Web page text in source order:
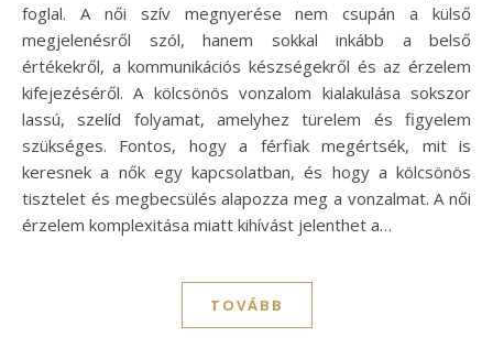
foglal. A női szív megnyerése nem csupán a külső
megjelenésről szól, hanem sokkal inkább a belső
értékekről, a kommunikációs készségekről és az érzelem
kifejezéséről. A kölcsönös vonzalom kialakulása sokszor
lassú, szelíd folyamat, amelyhez türelem és figyelem
szükséges. Fontos, hogy a férfiak megértsék, mit is
keresnek a nők egy kapcsolatban, és hogy a kölcsönös
tisztelet és megbecsülés alapozza meg a vonzalmat. A női
érzelem komplexitása miatt kihívást jelenthet a…
TOVÁBB